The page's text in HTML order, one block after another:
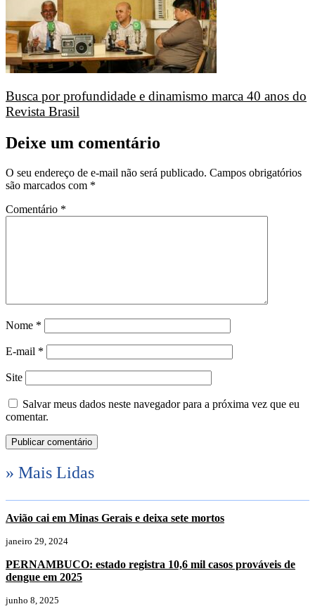
Busca por profundidade e dinamismo marca 40 anos do
Revista Brasil
Deixe um comentário
O seu endereço de e-mail não será publicado. Campos obrigatórios
são marcados com *
Comentário *
Nome *
E-mail *
Site
Salvar meus dados neste navegador para a próxima vez que eu
comentar.
» Mais Lidas
Avião cai em Minas Gerais e deixa sete mortos
janeiro 29, 2024
PERNAMBUCO: estado registra 10,6 mil casos prováveis de
dengue em 2025
junho 8, 2025